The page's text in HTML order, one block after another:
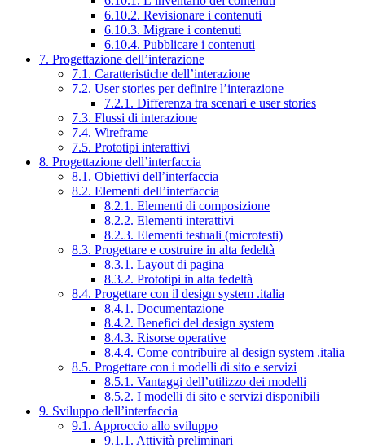
6.10.2. Revisionare i contenuti
6.10.3. Migrare i contenuti
6.10.4. Pubblicare i contenuti
7. Progettazione dell’interazione
7.1. Caratteristiche dell’interazione
7.2. User stories per definire l’interazione
7.2.1. Differenza tra scenari e user stories
7.3. Flussi di interazione
7.4. Wireframe
7.5. Prototipi interattivi
8. Progettazione dell’interfaccia
8.1. Obiettivi dell’interfaccia
8.2. Elementi dell’interfaccia
8.2.1. Elementi di composizione
8.2.2. Elementi interattivi
8.2.3. Elementi testuali (microtesti)
8.3. Progettare e costruire in alta fedeltà
8.3.1. Layout di pagina
8.3.2. Prototipi in alta fedeltà
8.4. Progettare con il design system .italia
8.4.1. Documentazione
8.4.2. Benefici del design system
8.4.3. Risorse operative
8.4.4. Come contribuire al design system .italia
8.5. Progettare con i modelli di sito e servizi
8.5.1. Vantaggi dell’utilizzo dei modelli
8.5.2. I modelli di sito e servizi disponibili
9. Sviluppo dell’interfaccia
9.1. Approccio allo sviluppo
9.1.1. Attività preliminari